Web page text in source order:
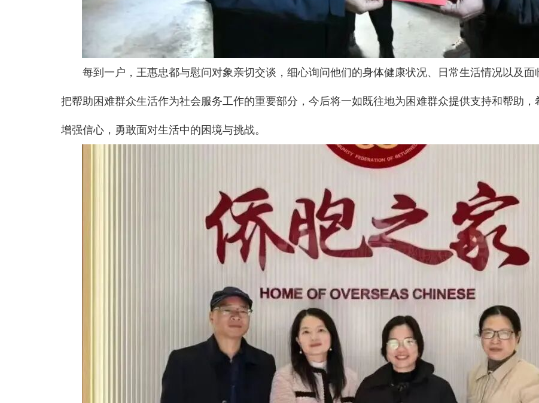
每到一户，王惠忠都与慰问对象亲切交谈，细心询问他们的身体健康状况、日常生活情况以及
把帮助困难群众生活作为社会服务工作的重要部分，今后将一如既往地为困难群众提供支持和帮助，
增强信心，勇敢面对生活中的困境与挑战。